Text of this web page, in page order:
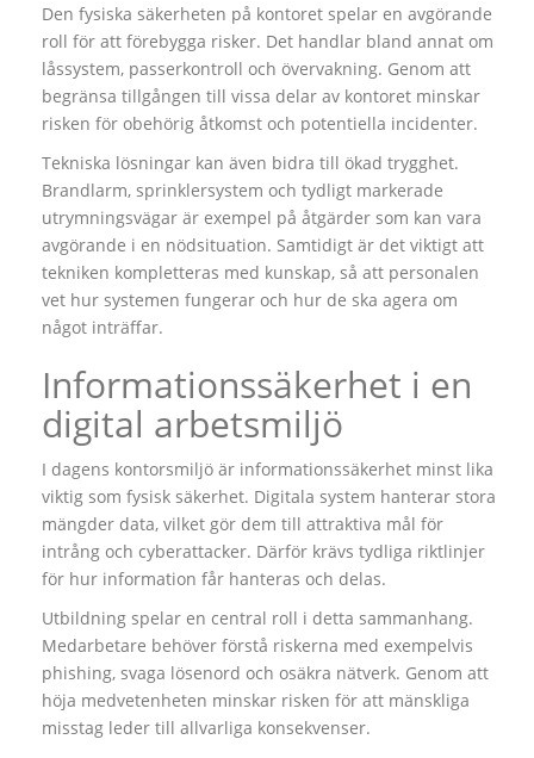
Den fysiska säkerheten på kontoret spelar en avgörande
roll för att förebygga risker. Det handlar bland annat om
låssystem, passerkontroll och övervakning. Genom att
begränsa tillgången till vissa delar av kontoret minskar
risken för obehörig åtkomst och potentiella incidenter.
Tekniska lösningar kan även bidra till ökad trygghet.
Brandlarm, sprinklersystem och tydligt markerade
utrymningsvägar är exempel på åtgärder som kan vara
avgörande i en nödsituation. Samtidigt är det viktigt att
tekniken kompletteras med kunskap, så att personalen
vet hur systemen fungerar och hur de ska agera om
något inträffar.
Informationssäkerhet i en
digital arbetsmiljö
I dagens kontorsmiljö är informationssäkerhet minst lika
viktig som fysisk säkerhet. Digitala system hanterar stora
mängder data, vilket gör dem till attraktiva mål för
intrång och cyberattacker. Därför krävs tydliga riktlinjer
för hur information får hanteras och delas.
Utbildning spelar en central roll i detta sammanhang.
Medarbetare behöver förstå riskerna med exempelvis
phishing, svaga lösenord och osäkra nätverk. Genom att
höja medvetenheten minskar risken för att mänskliga
misstag leder till allvarliga konsekvenser.